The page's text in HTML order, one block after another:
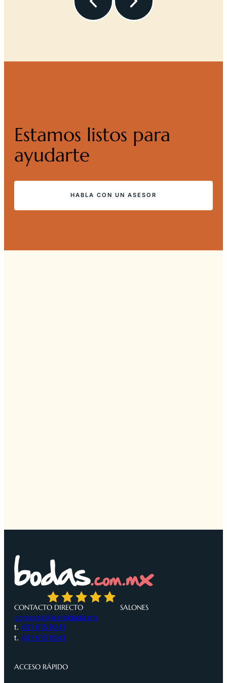
Estamos listos para
ayudarte
HABLA CON UN ASESOR
CONTACTO DIRECTO
contacto@laarbolada.mx
t. 461 615 8341
t. 461 615 8341
SALONES
ACCESO RÁPIDO